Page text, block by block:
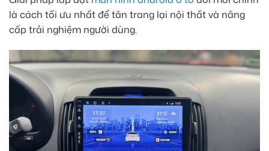
là cách tối ưu nhất để tân trang lại nội thất và nâng
cấp trải nghiệm người dùng.